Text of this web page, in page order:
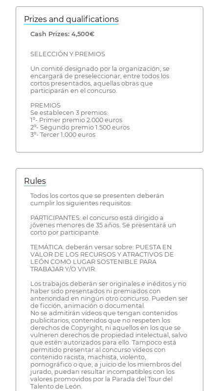
Prizes and qualifications
Cash Prizes: 4,500€
SELECCIÓN Y PREMIOS
Un comité designado por la organización, se
encargará de preseleccionar, entre todos los
cortos presentados, aquellas obras que
participarán en el concurso.
PREMIOS
Se establecen 3 premios:
1º- Primer premio 2.000 euros
2º- Segundo premio 1.500 euros
3º- Tercer 1.000 euros
Rules
Todos los cortos que se presenten deberán
cumplir los siguientes requisitos:
PARTICIPANTES: el concurso está dirigido a
jóvenes menores de 35 años. Se presentará un
corto por participante.
TEMÁTICA: deberán versar sobre: PUESTA EN
VALOR DE LOS RECURSOS Y ATRACTIVOS DE
LEÓN COMO LUGAR SOSTENIBLE PARA
TRABAJAR Y/O VIVIR.
Los trabajos deberán ser originales e inéditos y no
haber sido presentados ni premiados con
anterioridad en ningún otro concurso. Pueden ser
de ficción, animación o documental.
No se admitirán vídeos que tengan contenidos
publicitarios, contenidos que no respeten los
derechos de Copyright, ni aquellos en los que se
vulneren derechos de propiedad intelectual, salvo
que estén autorizados para ello. Tampoco está
permitido presentar al concurso vídeos con
contenido racista, machista, violento,
pornográfico o que, a juicio de los miembros del
jurado, puedan resultar incompatibles con los
valores promovidos por la Parada del Tour del
Talento de León.